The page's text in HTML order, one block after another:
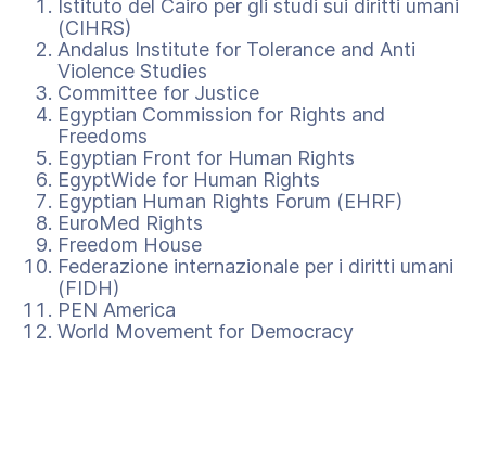
Istituto del Cairo per gli studi sui diritti umani
(CIHRS)
Andalus Institute for Tolerance and Anti
Violence Studies
Committee for Justice
Egyptian Commission for Rights and
Freedoms
Egyptian Front for Human Rights
EgyptWide for Human Rights
Egyptian Human Rights Forum (EHRF)
EuroMed Rights
Freedom House
Federazione internazionale per i diritti umani
(FIDH)
PEN America
World Movement for Democracy